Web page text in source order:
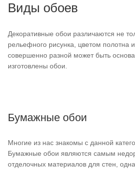
Виды обоев
Декоративные обои различаются не
рельефного рисунка, цветом полотна
совершенно разной может быть
изготовлены обои.
Бумажные обои
Многие из нас знакомы с данной
Бумажные обои являются самым
отделочных материалов для стен,